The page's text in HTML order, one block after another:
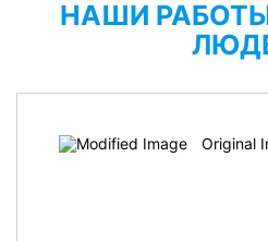
НАШИ